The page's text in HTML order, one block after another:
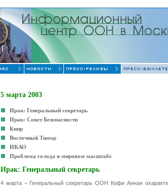
5 марта 2003
Ирак: Генеральный секретарь
Ирак: Совет Безопасности
Кипр
Восточный Тимор
ИКАО
Проблема голода в мировом масштабе
Ирак: Генеральный секретарь
4 марта – Генеральный секретарь ООН Кофи Аннан